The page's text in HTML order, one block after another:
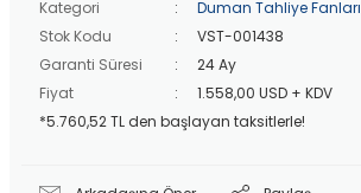
Kategori
Duman Tahliye Fanları
Stok Kodu
VST-001438
Garanti Süresi
24 Ay
Fiyat
1.558,00 USD + KDV
*5.760,52 TL den başlayan taksitlerle!